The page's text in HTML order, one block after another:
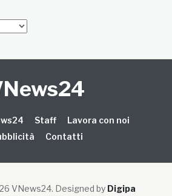
Staff
Lavora con noi
Contatti
VNews24. Designed by Digipa